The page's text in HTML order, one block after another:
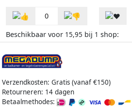
0
Beschikbaar voor 15,95 bij 1 shop:
Verzendkosten: Gratis (vanaf €150)
Retourneren: 14 dagen
Betaalmethodes: